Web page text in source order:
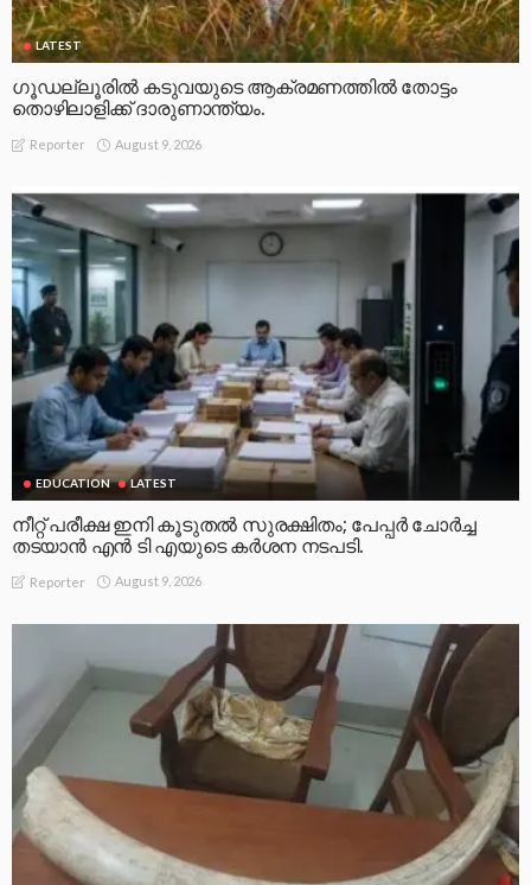
LATEST
ഗൂഡല്ലൂരിൽ കടുവയുടെ ആക്രമണത്തിൽ തോട്ടം
തൊഴിലാളിക്ക് ദാരുണാന്ത്യം.
Reporter August 9, 2026
EDUCATION LATEST
നീറ്റ് പരീക്ഷ ഇനി കൂടുതൽ സുരക്ഷിതം; പേപ്പർ ചോർച്ച
തടയാൻ എൻ ടി എയുടെ കർശന നടപടി.
Reporter August 9, 2026